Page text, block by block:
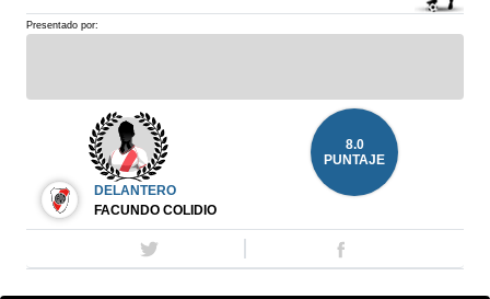
Presentado por:
DELANTERO
FACUNDO COLIDIO
8.0
PUNTAJE